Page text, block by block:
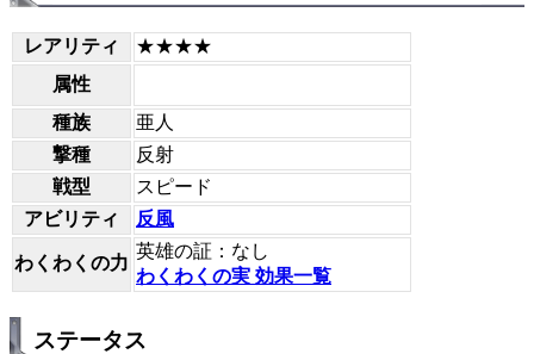
レアリティ
★★★★
属性
種族
亜人
撃種
反射
戦型
スピード
アビリティ
反風
わくわくの力
英雄の証：なし
わくわくの実 効果一覧
ステータス